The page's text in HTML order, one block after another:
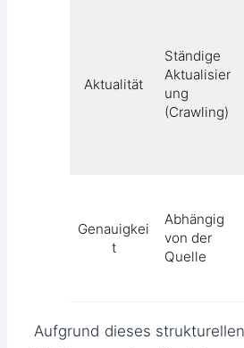
Aktualität
Ständige
Aktualisier
ung
(Crawling)
Genauigkei
t
Abhängig
von der
Quelle
Aufgrund dieses